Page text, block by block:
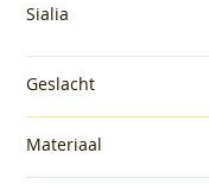
Sialia
Geslacht
Materiaal